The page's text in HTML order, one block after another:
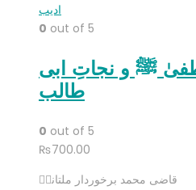
ادیب
0 out of 5
ﷺ و نجاتِ ابی
طالب
0 out of 5
₨700.00
قاضی محمد برخوردار ملتانیؒ